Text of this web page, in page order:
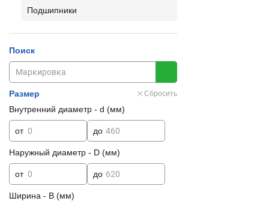
Подшипники
Поиск
Размер Сбросить
Внутренний диаметр - d (мм)
от до
Наружный диаметр - D (мм)
от до
Ширина - B (мм)